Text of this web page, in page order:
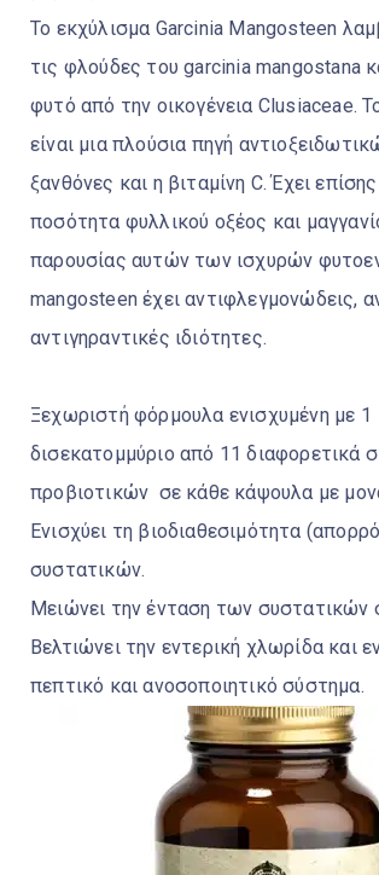
Το εκχύλισμα Garcinia Mangosteen
τις φλούδες του garcinia mangostana
φυτό από την οικογένεια Clusiaceae.
είναι μια πλούσια πηγή
ξανθόνες και η βιταμίνη C. Έχει
ποσότητα φυλλικού οξέος και
παρουσίας αυτών των ισχυρών
mangosteen έχει αντιφλεγμονώδεις,
αντιγηραντικές ιδιότητες.
Ξεχωριστή φόρμουλα ενισχυμένη με 1
δισεκατομμύριο από 11 διαφορετικά
προβιοτικών σε κάθε κάψουλα με
Ενισχύει τη βιοδιαθεσιμότητα
συστατικών.
Μειώνει την ένταση των συστατικών
Βελτιώνει την εντερική χλωρίδα και
πεπτικό και ανοσοποιητικό σύστημα.